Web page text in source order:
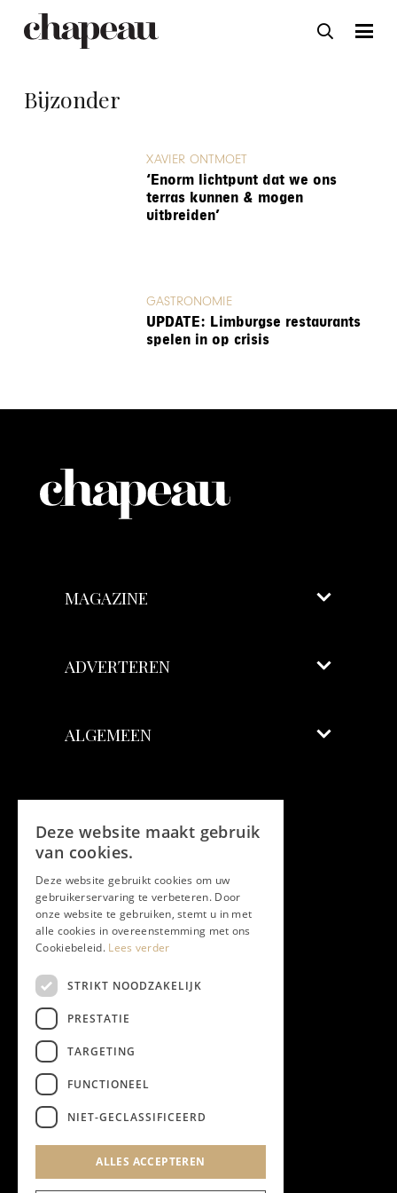
Bijzonder
XAVIER ONTMOET
‘Enorm lichtpunt dat we ons
terras kunnen & mogen
uitbreiden’
GASTRONOMIE
UPDATE: Limburgse restaurants
spelen in op crisis
MAGAZINE
ADVERTEREN
ALGEMEEN
Facebook
Twitter
Instagram
YouTube
NIEUWSBRIEF
Privacyverklaring
Deze website maakt gebruik
van cookies.
Deze website gebruikt cookies om uw
gebruikerservaring te verbeteren. Door
onze website te gebruiken, stemt u in met
alle cookies in overeenstemming met ons
Cookiebeleid. Lees verder
STRIKT NOODZAKELIJK
PRESTATIE
TARGETING
FUNCTIONEEL
NIET-GECLASSIFICEERD
ALLES ACCEPTEREN